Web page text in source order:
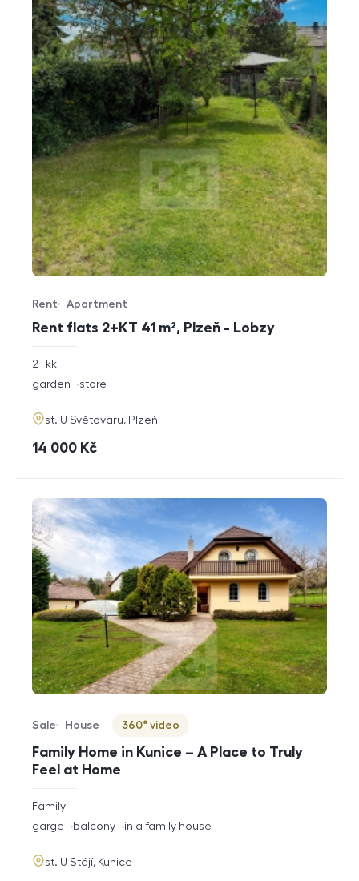
Rent flats 2+KT 41 m², Plzeň - Lobzy
Offer type
Rent
Property type
Apartment
rozměry
2+kk
funkce
garden store
adresa
st. U Světovaru, Plzeň
cena
14 000 Kč
Family Home in Kunice – A Place to Truly
Feel at Home
Offer type
Sale
Property type
House
Virtuální prohlídka
360° video
rozměry
disposition
Family
funkce
garge balcony in a family house
adresa
st. U Stájí, Kunice